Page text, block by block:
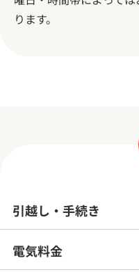
ります。
引越し・手続き
電気料金